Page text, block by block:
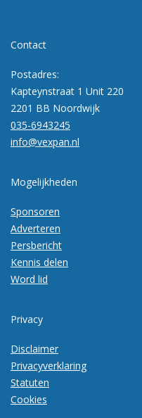
Contact
Postadres:
Kapteynstraat 1 Unit 220
2201 BB Noordwijk
035-6943245
info@vexpan.nl
Mogelijkheden
Sponsoren
Adverteren
Persbericht
Kennis delen
Word lid
Privacy
Disclaimer
Privacyverklaring
Statuten
Cookies